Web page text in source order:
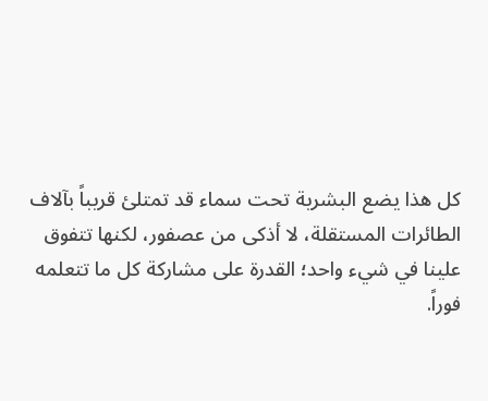
كل هذا يضع البشرية تحت سماء قد تمتلئ قريباً بآلاف
الطائرات المستقلة، لا أذكى من عصفور، لكنها تتفوق
علينا في شيء واحد؛ القدرة على مشاركة كل ما تتعلمه
فوراً.